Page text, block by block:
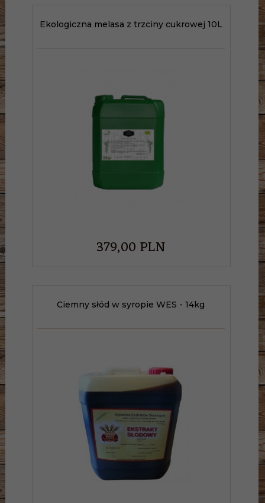
Ekologiczna melasa z trzciny cukrowej 10L
379,00PLN
Ciemny słód w syropie WES - 14kg